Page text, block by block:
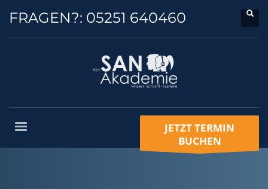
FRAGEN?: 05251 640460
JETZT TERMIN
BUCHEN